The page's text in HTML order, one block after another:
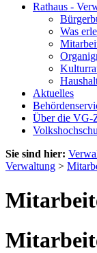
Rathaus -
Was
Aktuelles
Über die VG-
Sie sind hier:
Verwaltung >